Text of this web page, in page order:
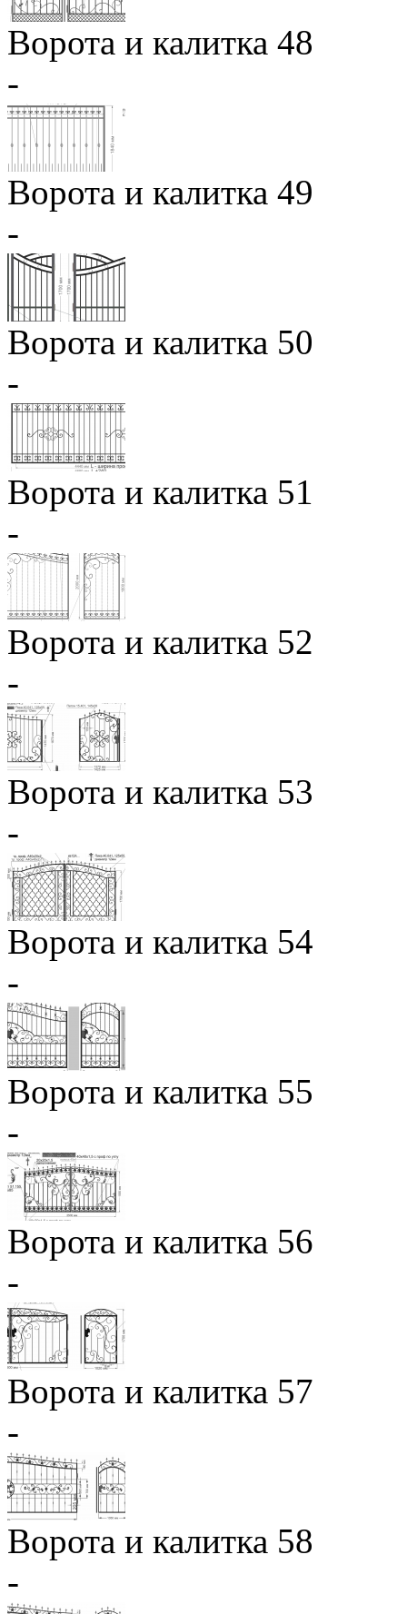
Ворота и калитка 48
-
Ворота и калитка 49
-
Ворота и калитка 50
-
Ворота и калитка 51
-
Ворота и калитка 52
-
Ворота и калитка 53
-
Ворота и калитка 54
-
Ворота и калитка 55
-
Ворота и калитка 56
-
Ворота и калитка 57
-
Ворота и калитка 58
-